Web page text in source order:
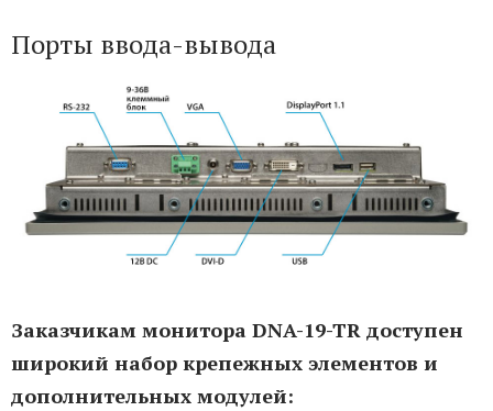
Порты ввода-вывода
Заказчикам монитора DNA-19-TR доступен
широкий набор крепежных элементов и
дополнительных модулей: